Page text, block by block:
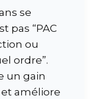
se
pas “PAC
ou
ordre”.
un gain
améliore